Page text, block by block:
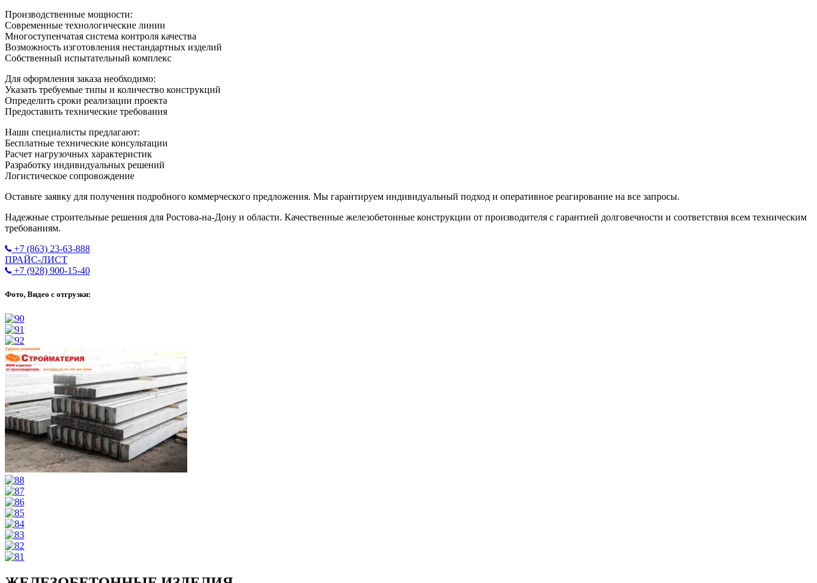
Производственные мощности:
Современные технологические линии
Многоступенчатая система контроля качества
Возможность изготовления нестандартных изделий
Собственный испытательный комплекс
Для оформления заказа необходимо:
Указать требуемые типы и количество конструкций
Определить сроки реализации проекта
Предоставить технические требования
Наши специалисты предлагают:
Бесплатные технические консультации
Расчет нагрузочных характеристик
Разработку индивидуальных решений
Логистическое сопровождение
Оставьте заявку для получения подробного коммерческого предложения. Мы гарантируем индивидуальный подход и оперативное реагирование на все запросы.
Надежные строительные решения для Ростова-на-Дону и области. Качественные железобетонные конструкции от производителя с гарантией долговечности и соответствия всем техническим
требованиям.
+7 (863) 23-63-888
ПРАЙС-ЛИСТ
+7 (928) 900-15-40
Фото, Видео с отгрузки: